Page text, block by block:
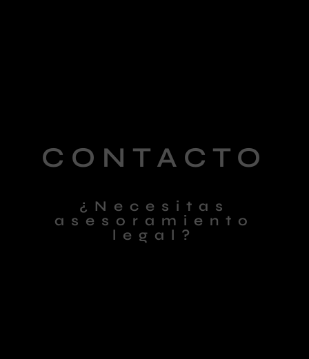
CONTACTO
¿Necesitas
asesoramiento
legal?